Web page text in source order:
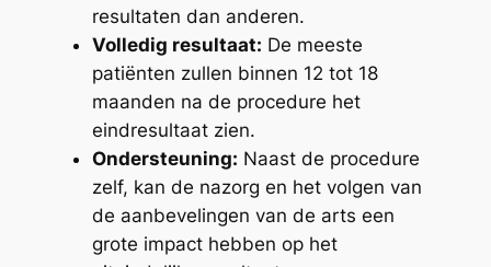
resultaten dan anderen.
Volledig resultaat: De meeste
patiënten zullen binnen 12 tot 18
maanden na de procedure het
eindresultaat zien.
Ondersteuning: Naast de procedure
zelf, kan de nazorg en het volgen van
de aanbevelingen van de arts een
grote impact hebben op het